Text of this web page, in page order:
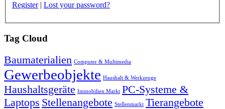
Register| Lost your password?
Tag Cloud
Baumaterialien Computer & Multimedia
Gewerbeobjekte Haushalt & Werkzeuge
Haushaltsgeräte Immobilien Markt PC-Systeme &
Laptops Stellenangebote Stellenmarkt Tierangebote